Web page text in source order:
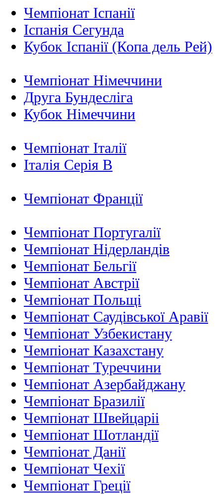
Чемпіонат Іспанії
Іспанія Сегунда
Кубок Іспанії (Копа дель Рей)
Чемпіонат Німеччини
Друга Бундесліга
Кубок Німеччини
Чемпіонат Італії
Італія Серія B
Чемпіонат Франції
Чемпіонат Португалії
Чемпіонат Нідерландiв
Чемпіонат Бельгії
Чемпіонат Австрії
Чемпіонат Польщі
Чемпіонат Саудівської Аравії
Чемпіонат Узбекистану
Чемпіонат Казахстану
Чемпіонат Туреччини
Чемпіонат Азербайджану
Чемпіонат Бразилії
Чемпіонат Швейцаріі
Чемпіонат Шотландії
Чемпіонат Данії
Чемпіонат Чехії
Чемпіонат Греції